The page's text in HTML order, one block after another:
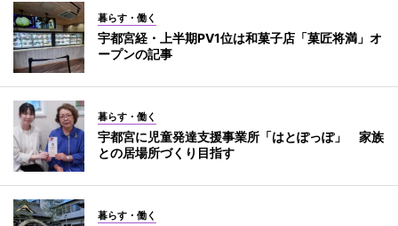
暮らす・働く
宇都宮経・上半期PV1位は和菓子店「菓匠将満」オ
ープンの記事
暮らす・働く
宇都宮に児童発達支援事業所「はとぽっぽ」 家族
との居場所づくり目指す
暮らす・働く